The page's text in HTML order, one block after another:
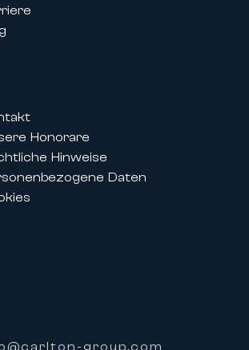
ermöglichen es
Bedürfnisse
und einer
Honorare
Hinweise
Daten